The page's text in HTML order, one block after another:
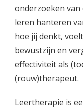
onderzoeken
leren hanteren
hoe jij denkt,
bewustzijn en
effectiviteit als
(rouw)therapeut.
Leertherapie is